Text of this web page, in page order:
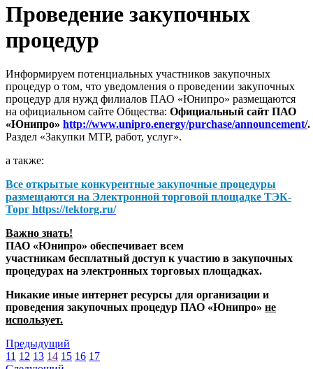
Проведение закупочных
процедур
Информируем потенциальных участников закупочных
процедур о том, что уведомления о проведении закупочных
процедур для нужд филиалов ПАО «Юнипро» размещаются
на официальном сайте Общества: Официальный сайт ПАО
«Юнипро» http://www.unipro.energy/purchase/announcement/.
Раздел «Закупки МТР, работ, услуг».
а также:
Все открытые конкурентные закупочные процедуры
размещаются на Электронной торговой площадке ТЭК-
Торг https://tektorg.ru/
Важно знать!
ПАО «Юнипро» обеспечивает всем
участникам бесплатный доступ к участию в закупочных
процедурах на электронных торговых площадках.
Никакие иные интернет ресурсы для организации и
проведения закупочных процедур ПАО «Юнипро» не
использует.
Предыдущий
11 12 13 14 15 16 17